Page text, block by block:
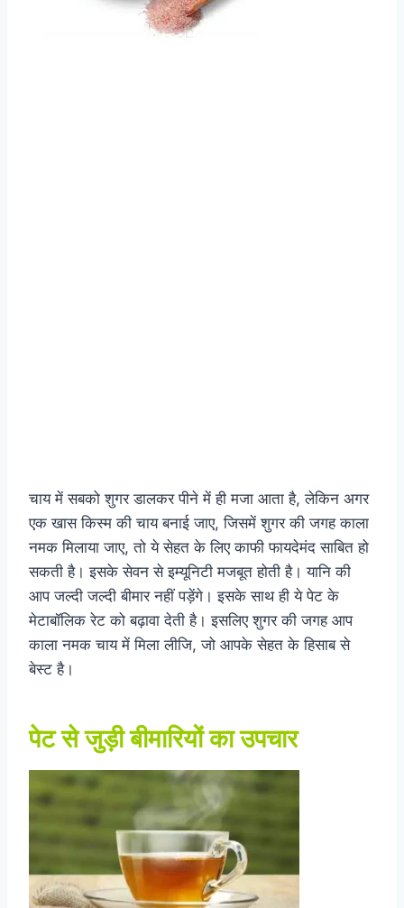
चाय में सबको शुगर डालकर पीने में ही मजा आता है, लेकिन अगर
एक खास किस्म की चाय बनाई जाए, जिसमें शुगर की जगह काला
नमक मिलाया जाए, तो ये सेहत के लिए काफी फायदेमंद साबित हो
सकती है। इसके सेवन से इम्यूनिटी मजबूत होती है। यानि की
आप जल्दी जल्दी बीमार नहीं पड़ेंगे। इसके साथ ही ये पेट के
मेटाबॉलिक रेट को बढ़ावा देती है। इसलिए शुगर की जगह आप
काला नमक चाय में मिला लीजि, जो आपके सेहत के हिसाब से
बेस्ट है।
पेट से जुड़ी बीमारियों का उपचार